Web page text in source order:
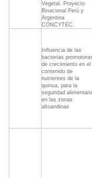
Vegetal. Proyecto
Binacional Perú y
Argentina 
CONCYTEC.
Influencia de las
bacterias promotoras
de crecimiento en el
contenido de
nutrientes de la
quinua, para la
seguridad
en las zonas
altoandinas